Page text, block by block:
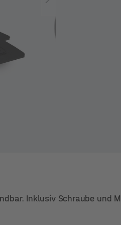
Inklusiv Schraube und